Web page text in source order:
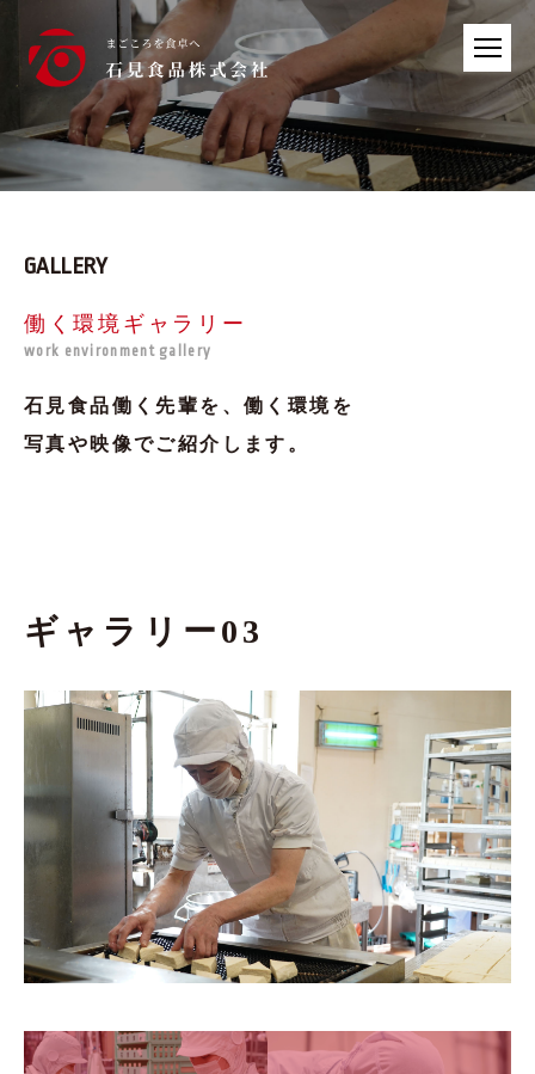
GALLERY
働く環境ギャラリー
work environment gallery
石見食品働く先輩を、働く環境を
写真や映像でご紹介します。
ギャラリー03